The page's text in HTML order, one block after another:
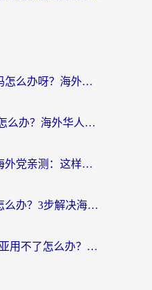
汽水到国外不能用了吗怎么办呀？海外党追剧看片的救星在这里！
音悦Tai在瑞典用不了怎么办？海外华人追剧听歌的实用指南
优酷境外地域限制？海外党亲测：这样看国内剧再也不卡（附3个实用场景解决）
香港西瓜视频看不了怎么办？3步解决海外追剧难题，附靠谱加速器推荐
喜马拉雅FM在马来西亚用不了怎么办？海外华人亲测有效的回国加速指南